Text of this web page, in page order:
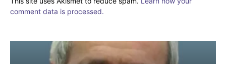
comment data is processed.